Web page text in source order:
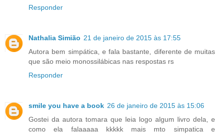
Responder
Nathalia Simião 21 de janeiro de 2015 às 17:55
Autora bem simpática, e fala bastante, diferente de muitas
que são meio monossilábicas nas respostas rs
Responder
smile you have a book 26 de janeiro de 2015 às 15:06
Gostei da autora tomara que leia logo algum livro dela, e
como ela falaaaaa kkkkk mais mto simpatica e